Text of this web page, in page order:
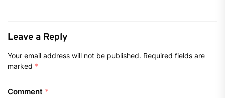
Leave a Reply
Your email address will not be published. Required fields are
marked *
Comment *